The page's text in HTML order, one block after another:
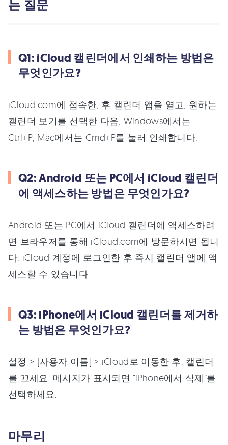
는 질문
Q1: iCloud 캘린더에서 인쇄하는 방법은
무엇인가요?
iCloud.com에 접속한, 후 캘린더 앱을 열고, 원하는
캘린더 보기를 선택한 다음, Windows에서는
Ctrl+P, Mac에서는 Cmd+P를 눌러 인쇄합니다.
Q2: Android 또는 PC에서 iCloud 캘린더
에 액세스하는 방법은 무엇인가요?
Android 또는 PC에서 iCloud 캘린더에 액세스하려
면 브라우저를 통해 iCloud.com에 방문하시면 됩니
다. iCloud 계정에 로그인한 후 즉시 캘린더 앱에 액
세스할 수 있습니다.
Q3: iPhone에서 iCloud 캘린더를 제거하
는 방법은 무엇인가요?
설정 > [사용자 이름] > iCloud로 이동한 후, 캘린더
를 끄세요. 메시지가 표시되면 “iPhone에서 삭제”를
선택하세요.
마무리